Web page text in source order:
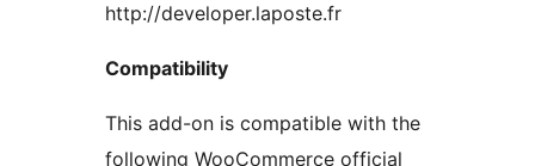
http://developer.laposte.fr
Compatibility
This add-on is compatible with the
following WooCommerce official